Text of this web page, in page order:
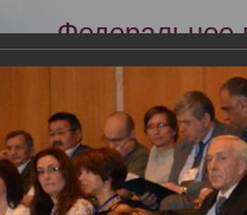
Федеральное
Российский
Минздрава
Научная деятельность